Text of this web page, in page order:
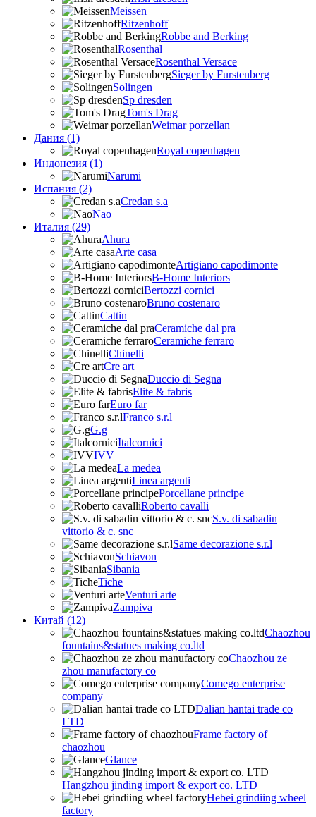
Meissen
Ritzenhoff
Robbe and Berking
Rosenthal
Rosenthal Versace
Sieger by Furstenberg
Solingen
Sp dresden
Tom's Drag
Weimar porzellan
Дания (1)
Royal copenhagen
Индонезия (1)
Narumi
Испания (2)
Credan s.a
Nao
Италия (29)
Ahura
Arte casa
Artigiano capodimonte
B-Home Interiors
Bertozzi cornici
Bruno costenaro
Cattin
Ceramiche dal pra
Ceramiche ferraro
Chinelli
Cre art
Duccio di Segna
Elite & fabris
Euro far
Franco s.r.l
G.g
Italcornici
IVV
La medea
Linea argenti
Porcellane principe
Roberto cavalli
S.v. di sabadin
vittorio & c. snc
Same decorazione s.r.l
Schiavon
Sibania
Tiche
Venturi arte
Zampiva
Китай (12)
Chaozhou
fountains&statues making co.ltd
Chaozhou ze
zhou manufactory co
Comego enterprise
company
Dalian hantai trade co
LTD
Frame factory of
chaozhou
Glance
Hangzhou jinding import & export co. LTD
Hebei grindiing wheel
factory